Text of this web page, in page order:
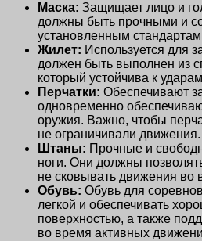
Маска: Защищает лицо и
должны быть прочными и
установленным стандартам
Жилет: Используется для
должен быть выполнен из
который устойчива к
Перчатки: Обеспечивают
одновременно
оружия. Важно, чтобы
не ограничивали движения.
Штаны: Прочные и
ноги. Они должны
не сковывать движения во
Обувь: Обувь для
легкой и обеспечивать
поверхностью, а также
во время активных